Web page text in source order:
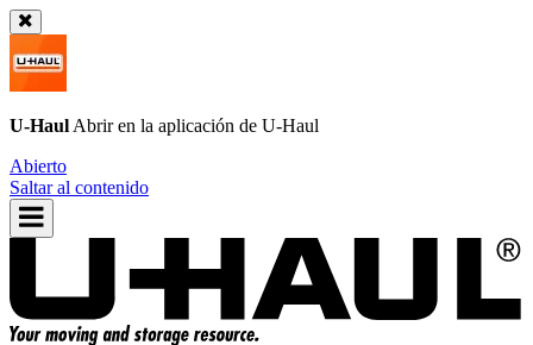
U-Haul Abrir en la aplicación de U-Haul
Abierto
Saltar al contenido